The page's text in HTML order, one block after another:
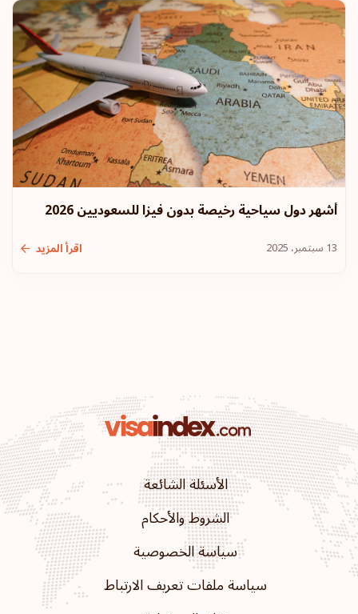
أشهر دول سياحية رخيصة بدون فيزا للسعوديين 2026
13 سبتمبر، 2025 اقرأ المزيد
الأسئلة الشائعة
الشروط والأحكام
سياسة الخصوصية
سياسة ملفات تعريف الارتباط